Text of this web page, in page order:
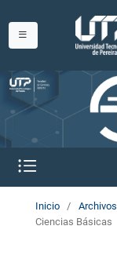
Inicio / Archivos
Ciencias Básicas